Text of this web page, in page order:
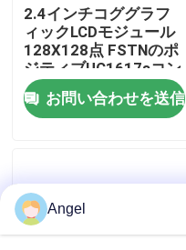
工場旅行
品質管理
引用を要求しなさい
LCD TFTの表示
2.4インチコググラフ
ィックLCDモジュール
128X128点 FSTNのポ
ジティブUC1617sコン
トローラ
お問い合わせを送信
Angel